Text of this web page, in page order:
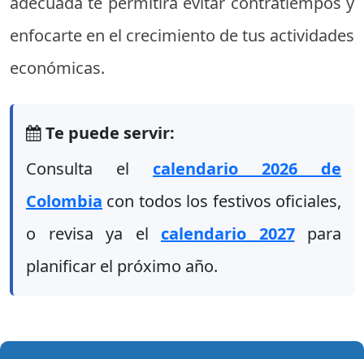
enfocarte en el crecimiento detus actividades
económicas.
Te puede servir:
Consulta el calendario 2026 de
Colombia con todos los festivos oficiales,
o revisa ya el calendario 2027para
planificar el próximo año.